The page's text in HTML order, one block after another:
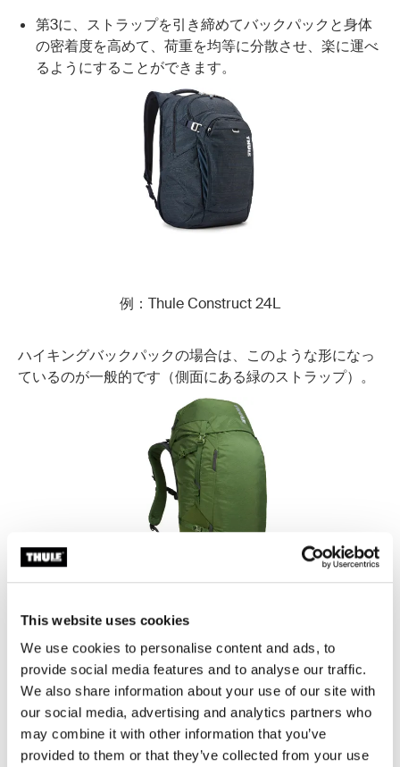
This website uses cookies
We use cookies to personalise content and ads, to
provide social media features and to analyse our traffic.
We also share information about your use of our site with
our social media, advertising and analytics partners who
may combine it with other information that you’ve
provided to them or that they’ve collected from your use
第3に、ストラップを引き締めてバックパックと身体
の密着度を高めて、荷重を均等に分散させ、楽に運べ
るようにすることができます。
例：Thule Construct 24L
ハイキングバックパックの場合は、このような形になっ
ているのが一般的です（側面にある緑のストラップ）。
例：Thule Alltrail 45L
後部積載ストラップ：これも意味がわかりにくいストラ
ップです。後部積載ストラップはハイキングバックパッ
クの底に付いていて、寝袋やスリーピングマットをバッ